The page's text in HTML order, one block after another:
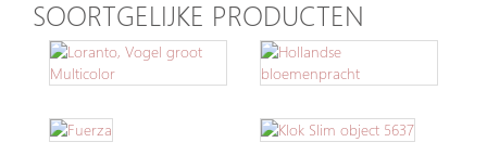
SOORTGELIJKE PRODUCTEN